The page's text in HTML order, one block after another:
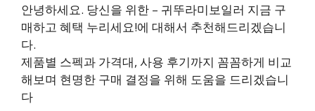
안녕하세요. 당신을 위한 – 귀뚜라미보일러 지금 구
매하고 혜택 누리세요!에 대해서 추천해드리겠습니
다.
제품별 스펙과 가격대, 사용 후기까지 꼼꼼하게 비교
해보며 현명한 구매 결정을 위해 도움을 드리겠습니
다